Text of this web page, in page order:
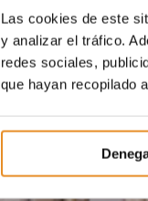
Las cookies de este
y analizar el tráfico.
redes sociales,
que hayan recopilado